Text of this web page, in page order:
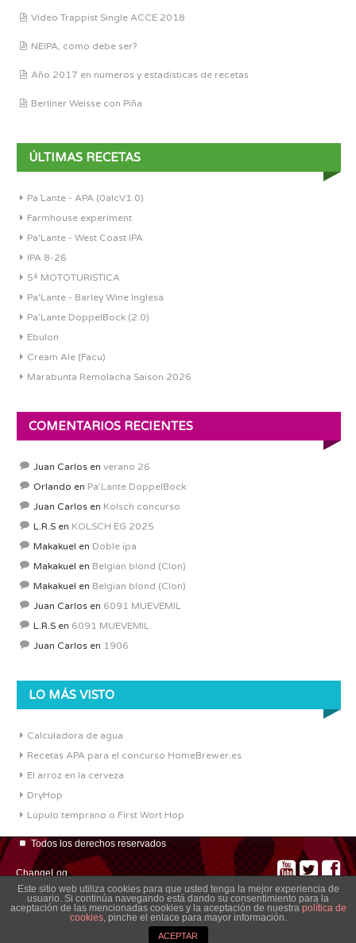
Vídeo Trappist Single ACCE 2018
NEIPA, cómo debe ser?
Año 2017 en números y estadísticas de recetas
Berliner Weisse con Piña
ÚLTIMAS RECETAS
Pa´Lante - APA (0alcV1.0)
Farmhouse experiment
Pa'Lante - West Coast IPA
IPA 8-26
5ª MOTOTURISTICA
Pa'Lante - Barley Wine Inglesa
Pa’Lante DoppelBock (2.0)
Ebulon
Cream Ale (Facu)
Marabunta Remolacha Saison 2026
COMENTARIOS RECIENTES
Juan Carlos en verano 26
Orlando en Pa’Lante DoppelBock
Juan Carlos en Kolsch concurso
L.R.S en KOLSCH EG 2025
Makakuel en Doble ipa
Makakuel en Belgian blond (Clon)
Makakuel en Belgian blond (Clon)
Juan Carlos en 6091 MUEVEMIL
L.R.S en 6091 MUEVEMIL
Juan Carlos en 1906
LO MÁS VISTO
Calculadora de agua
Recetas APA para el concurso HomeBrewer.es
El arroz en la cerveza
DryHop
Lúpulo temprano o First Wort Hop
Todos los derechos reservados
ChangeLog
Este sitio web utiliza cookies para que usted tenga la mejor experiencia de
usuario. Si continúa navegando está dando su consentimiento para la
aceptación de las mencionadas cookies y la aceptación de nuestra política de
cookies, pinche el enlace para mayor información.
ACEPTAR